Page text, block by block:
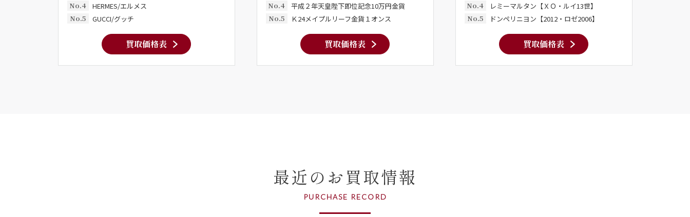
No.4
HERMES/エルメス
No.5
GUCCI/グッチ
買取価格表
No.4
平成２年天皇陛下即位記念10万円金貨
No.5
Ｋ24メイプルリーフ金貨１オンス
買取価格表
No.4
レミーマルタン【ＸＯ・ルイ13世】
No.5
ドンペリニヨン【2012・ロゼ2006】
買取価格表
最近のお買取情報
PURCHASE RECORD